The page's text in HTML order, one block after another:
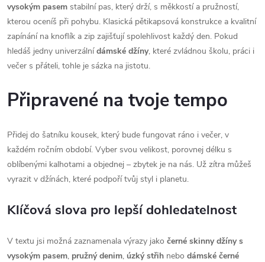
vysokým pasem stabilní pas, který drží, s měkkostí a pružností,
kterou oceníš při pohybu. Klasická pětikapsová konstrukce a kvalitní
zapínání na knoflík a zip zajišťují spolehlivost každý den. Pokud
hledáš jedny univerzálnídámské džíny, které zvládnou školu, práci i
večer s přáteli, tohle je sázka na jistotu.
Připravené na tvoje tempo
Přidej do šatníku kousek, který bude fungovat ráno i večer, v
každém ročním období. Vyber svou velikost, porovnej délku s
oblíbenými kalhotami a objednej – zbytek je na nás. Už zítra můžeš
vyrazit v džínách, které podpoří tvůj styl i planetu.
Klíčová slova pro lepší dohledatelnost
V textu jsi možná zaznamenala výrazy jako černé skinny džíny s
vysokým pasem, pružný denim, úzký střih nebo dámské černé